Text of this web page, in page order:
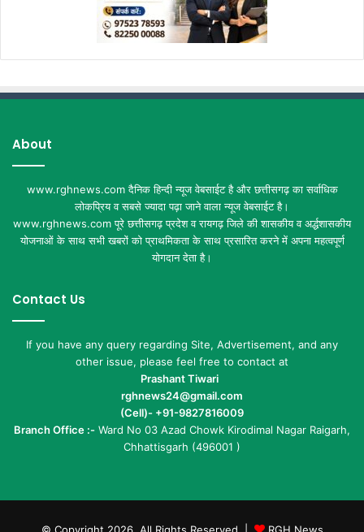
About
www.rghnews.com दैनिक हिन्दी न्यूज वेबसाईट है और छत्तीसगढ़ का सर्वाधिक
लोकप्रिय व सबसे ज्यादा पढ़ा जाने वाला न्यूज वेबसाईट है।
www.rghnews.com पूरे छत्तीसगढ़ प्रदेश व रायगढ़ जिले की शासकीय व अर्द्धशासकीय
योजनाओं के साथ सभी खबरों को प्राथमिकता के साथ प्रसारित करने में अपना महत्वपूर्ण
योगदान देता है।
Contact Us
If you have any query regarding Site, Advertisement, and any
other issue, please feel free to contact at
Prashant Tiwari
rghnews24@gmail.com
(Cell)- +91-9827816009
Branch Office :- Ward No 03 Azad Chowk Kirodimal Nagar Raigarh,
Chhattisgarh (496001 )